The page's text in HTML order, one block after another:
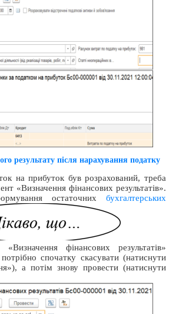
результату після нарахування податку
на прибуток був розрахований, треба
«Визначення фінансових результатів».
остаточних бухгалтерських
фінансових результатів»
спочатку скасувати (натиснути
а потім знову провести (натиснути